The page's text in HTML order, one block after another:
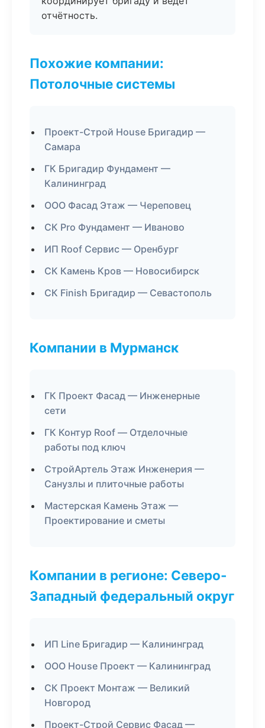
отчётность.
Похожие компании:
Потолочные системы
Проект-Строй House Бригадир —
Самара
ГК Бригадир Фундамент —
Калининград
ООО Фасад Этаж — Череповец
СК Pro Фундамент — Иваново
ИП Roof Сервис — Оренбург
СК Камень Кров — Новосибирск
СК Finish Бригадир — Севастополь
Компании в Мурманск
ГК Проект Фасад — Инженерные
сети
ГК Контур Roof — Отделочные
работы под ключ
СтройАртель Этаж Инженерия —
Санузлы и плиточные работы
Мастерская Камень Этаж —
Проектирование и сметы
Компании в регионе: Северо-
Западный федеральный округ
ИП Line Бригадир — Калининград
ООО House Проект — Калининград
СК Проект Монтаж — Великий
Новгород
Проект-Строй Сервис Фасад —